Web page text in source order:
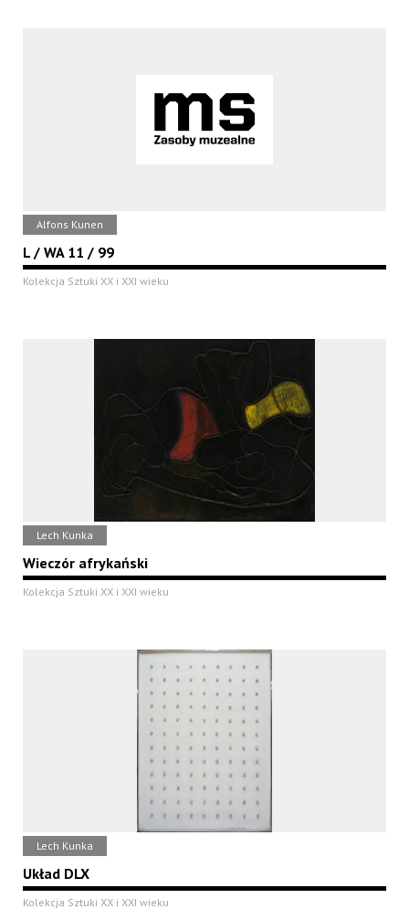
Alfons Kunen
L / WA 11 / 99
Kolekcja Sztuki XX i XXI wieku
Lech Kunka
Wieczór afrykański
Kolekcja Sztuki XX i XXI wieku
Lech Kunka
Układ DLX
Kolekcja Sztuki XX i XXI wieku